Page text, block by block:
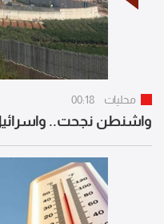
محليات 00:18
واشنطن نجحت.. واسرائيل